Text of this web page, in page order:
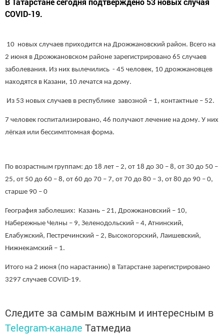
COVID-19.
10 новых случаев приходится на Дрожжановский район. Всего на
2 июня в Дрожжановском районе зарегистрировано 65 случаев
заболевания. Из них вылечились - 45 человек, 10 дрожжановцев
находятся в Казани, 10 лечатся на дому.
Из 53 новых случаев в республике завозной – 1, контактные – 52.
7 человек госпитализировано, 46 получают лечение на дому. У них
лёгкая или бессимптомная форма.
По возрастным группам: до 18 лет – 2, от 18 до 30 – 8, от 30 до 50 –
25, от 50 до 60 – 8, от 60 до 70 – 7, от 70 до 80 – 3, от 80 до 90 – 0,
старше 90 – 0
География заболеших: Казань – 21, Дрожжановский – 10,
Набережные Челны – 9, Зеленодольский – 4, Атнинский,
Елабужский, Пестречинский – 2, Высокогорский, Лаишевский,
Нижнекамский – 1.
Итого на 2 июня (по нарастанию) в Татарстане зарегистрировано
3297 случаев COVID-19.
Следите за самым важным и интересным в
Telegram-канале Татмедиа